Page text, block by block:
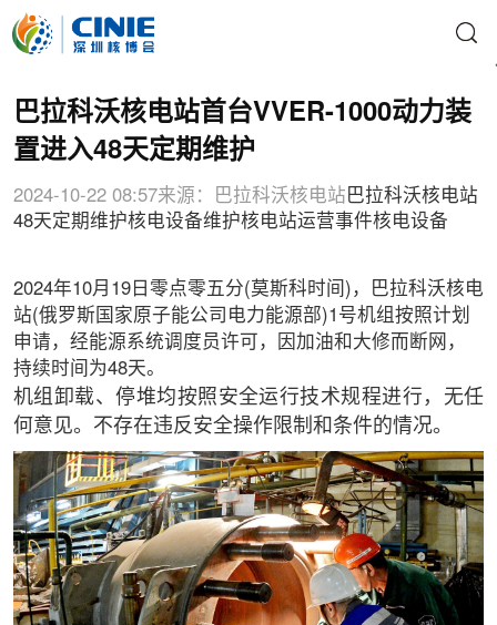
巴拉科沃核电站首台VVER-1000动力装
置进入48天定期维护
2024-10-22 08:57来源：巴拉科沃核电站巴拉科沃核电站
48天定期维护核电设备维护核电站运营事件核电设备
2024年10月19日零点零五分(莫斯科时间)，巴拉科沃核电
站(俄罗斯国家原子能公司电力能源部)1号机组按照计划
申请，经能源系统调度员许可，因加油和大修而断网，
持续时间为48天。
机组卸载、停堆均按照安全运行技术规程进行，无任
何意见。不存在违反安全操作限制和条件的情况。